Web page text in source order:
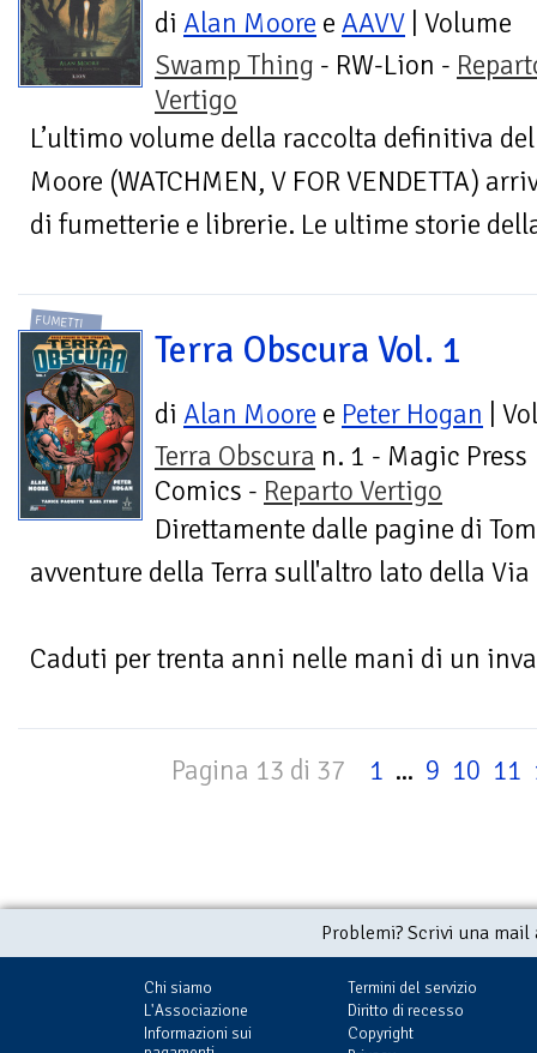
di Alan Moore e AAVV | Volume
Swamp Thing - RW-Lion -
Vertigo
L’ultimo volume della raccolta definitiva
Moore (WATCHMEN, V FOR VENDETTA)
di fumetterie e librerie. Le ultime storie
FUMETTI
Terra Obscura Vol. 1
di Alan Moore e Peter Hogan |
Terra Obscura n. 1 - Magic Press
Comics - Reparto Vertigo
Direttamente dalle pagine di
avventure della Terra sull'altro lato della
Caduti per trenta anni nelle mani di un
Pagina 13 di 37 1 ... 9 10 11
Problemi? Scrivi una
Chi siamo
L'Associazione
Informazioni sui
Termini del servizio
Diritto di recesso
Copyright